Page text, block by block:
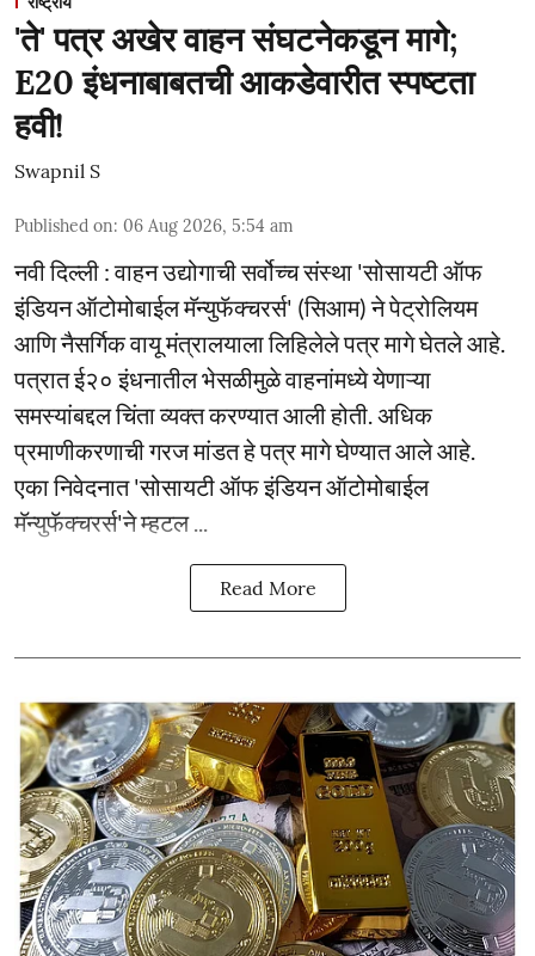
'ते' पत्र अखेर वाहन संघटनेकडून मागे;
E20 इंधनाबाबतची आकडेवारीत स्पष्टता
हवी!
Swapnil S
Published on: 06 Aug 2026, 5:54 am
नवी दिल्ली : वाहन उद्योगाची सर्वोच्च संस्था 'सोसायटी ऑफ
इंडियन ऑटोमोबाईल मॅन्युफॅक्चरर्स' (सिआम) ने पेट्रोलियम
आणि नैसर्गिक वायू मंत्रालयाला लिहिलेले पत्र मागे घेतले आहे.
पत्रात ई२० इंधनातील भेसळीमुळे वाहनांमध्ये येणाऱ्या
समस्यांबद्दल चिंता व्यक्त करण्यात आली होती. अधिक
प्रमाणीकरणाची गरज मांडत हे पत्र मागे घेण्यात आले आहे.
एका निवेदनात 'सोसायटी ऑफ इंडियन ऑटोमोबाईल
मॅन्युफॅक्चरर्स'ने म्हटल ...
Read More